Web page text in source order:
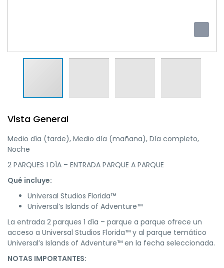
Vista General
Medio día (tarde), Medio día (mañana), Día completo,
Noche
2 PARQUES 1 DÍA – ENTRADA PARQUE A PARQUE
Qué incluye:
Universal Studios Florida™
Universal’s Islands of Adventure™
La entrada 2 parques 1 día – parque a parque ofrece un
acceso a Universal Studios Florida™ y al parque temático
Universal’s Islands of Adventure™ en la fecha seleccionada.
NOTAS IMPORTANTES: